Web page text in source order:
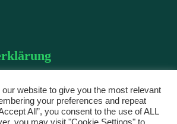
einer Registrierung oder bei einer
mitteilen.
website to give you the most relevant
your preferences and repeat
All”, you consent to the use of ALL